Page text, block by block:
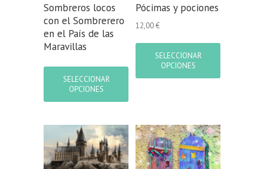
Sombreros locos
con el Sombrerero
en el País de las
Maravillas
SELECCIONAR
OPCIONES
producto
múltiples
Las
opciones
se
pueden
Pócimas y pociones
12,00€
SELECCIONAR
OPCIONES
múltiples
se
pueden
elegir
en